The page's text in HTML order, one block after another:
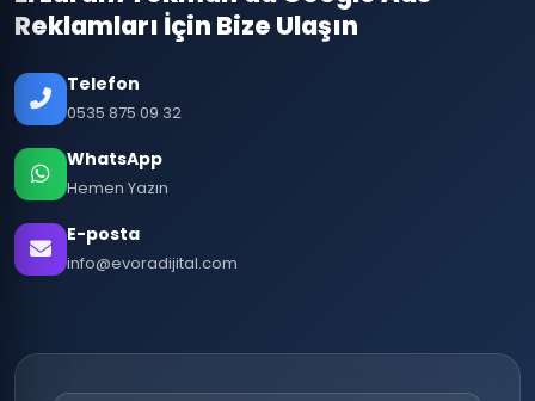
Reklamları İçin Bize Ulaşın
Telefon
0535 875 09 32
WhatsApp
Hemen Yazın
E-posta
info@evoradijital.com